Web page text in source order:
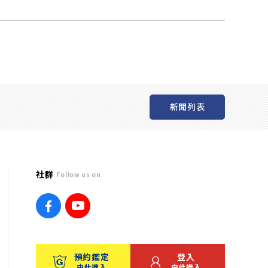
新聞列表
社群 Follow us on
預約鑑定 登入